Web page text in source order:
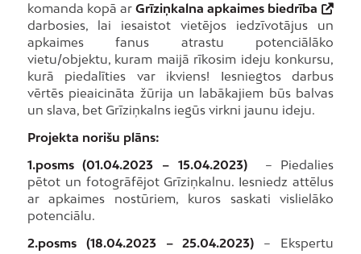
komanda kopā arGrīziņkalna apkaimes biedrība
darbosies, lai iesaistot vietējos iedzīvotājus un
apkaimes fanus atrastu potenciālāko
vietu/objektu, kuram maijā rīkosim ideju konkursu,
kurā piedalīties var ikviens! Iesniegtos darbus
vērtēs pieaicināta žūrija un labākajiem būs balvas
un slava, bet Grīziņkalns iegūs virkni jaunu ideju.
Projekta norišu plāns:
1.posms (01.04.2023 – 15.04.2023)
– Piedalies
pētot un fotogrāfējot Grīziņkalnu. Iesniedz attēlus
ar apkaimes nostūriem, kuros saskati vislielāko
potenciālu.
2.posms (18.04.2023 – 25.04.2023) – Ekspertu